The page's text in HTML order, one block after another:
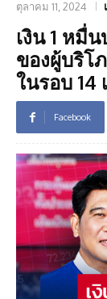
ตุลาคม 11, 2024
เงิน 1 หมื่
ของผู้บริโ
ในรอบ 14
Facebook